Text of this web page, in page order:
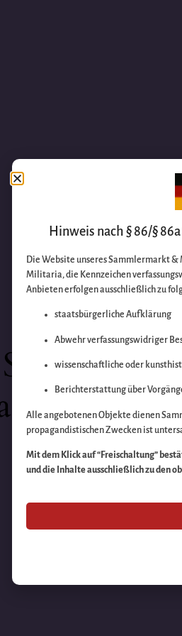
bitte
Hinweis nach § 86/§
Die Website unseres Sammlermarkt
Militaria, die Kennzeichen
Anbieten erfolgen ausschließlich zu
staatsbürgerliche Aufklärung
Abwehr verfassungswidriger
wissenschaftliche oder
Berichterstattung über
Alle angebotenen Objekte dienen
propagandistischen Zwecken ist
Mit dem Klick auf “Freischaltung”
und die Inhalte ausschließlich zu den